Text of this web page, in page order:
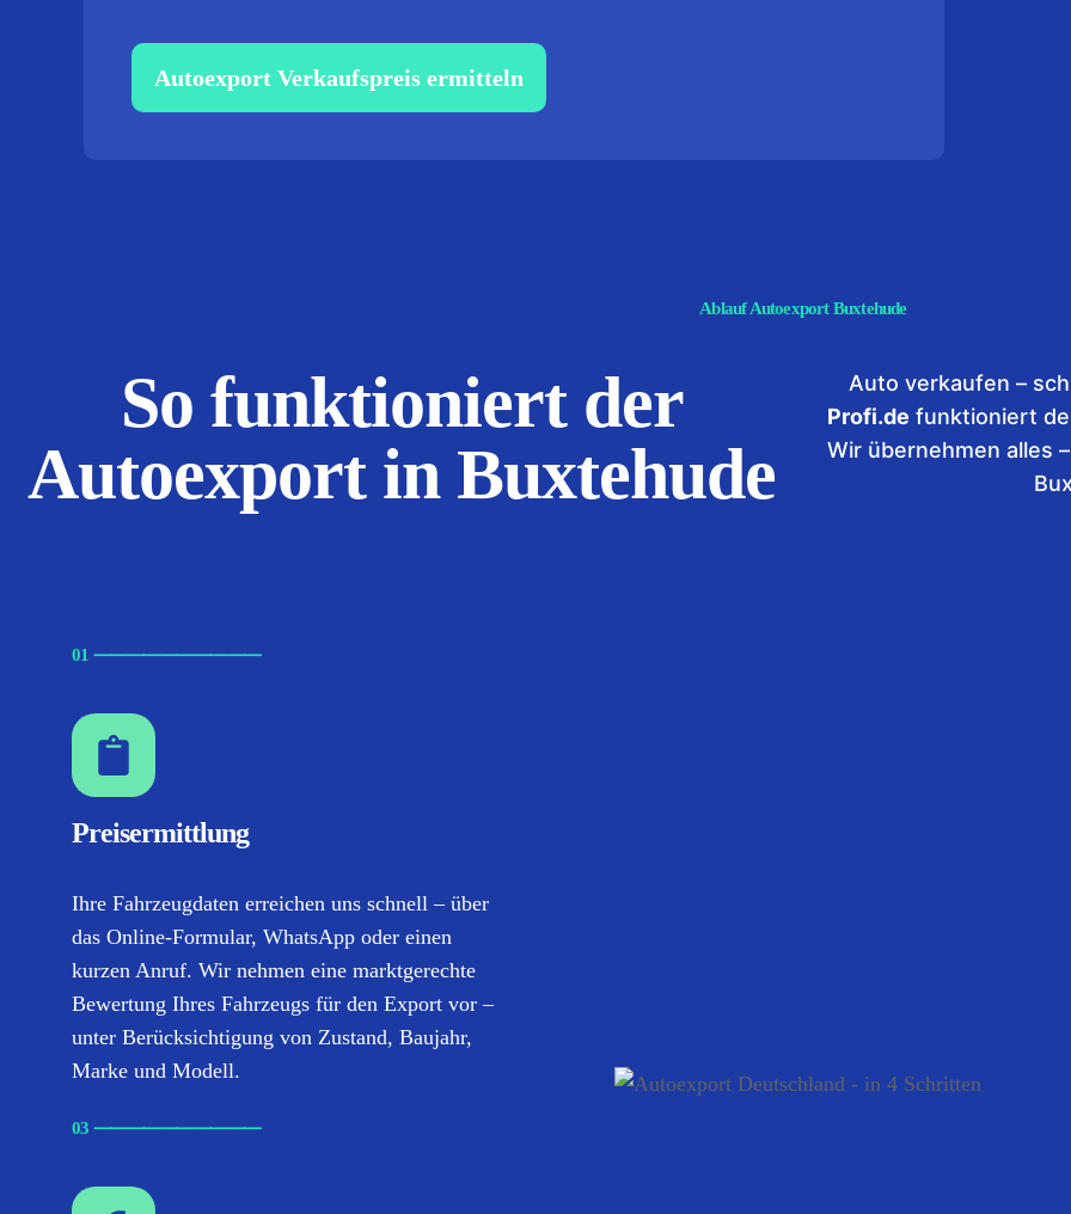
Autoexport Verkaufspreis ermitteln
Ablauf Autoexport Buxtehude
So funktioniert der
Autoexport in Buxtehude
Auto verkaufen –
Profi.de funktioniert
Wir übernehmen alles
01 ⸺⸺⸺⸺⸺
Preisermittlung
Ihre Fahrzeugdaten erreichen uns schnell – über
das Online-Formular, WhatsApp oder einen
kurzen Anruf. Wir nehmen eine marktgerechte
Bewertung Ihres Fahrzeugs für den Export vor –
unter Berücksichtigung von Zustand, Baujahr,
Marke und Modell.
03 ⸺⸺⸺⸺⸺